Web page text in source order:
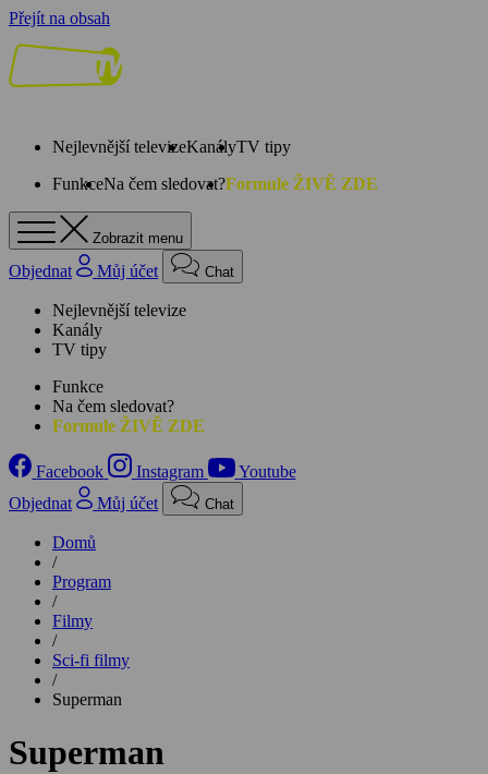
Přejít na obsah
Nejlevnější televizeKanályTV tipy
FunkceNa čem sledovat?Formule ŽIVĚ ZDE
Zobrazit menu
Objednat Můj účet Chat
Nejlevnější televize
Kanály
TV tipy
Funkce
Na čem sledovat?
Formule ŽIVĚ ZDE
Facebook Instagram
Youtube
Objednat
Můj účet Chat
Domů
/
Program
/
Filmy
/
Sci-fi filmy
/
Superman
Superman